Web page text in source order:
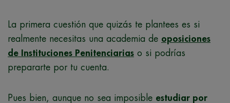
La primera cuestión que quizás te plantees es si
realmente necesitas una academia de oposiciones
de Instituciones Penitenciarias o si podrías
prepararte por tu cuenta.
Pues bien, aunque no sea imposible estudiar por